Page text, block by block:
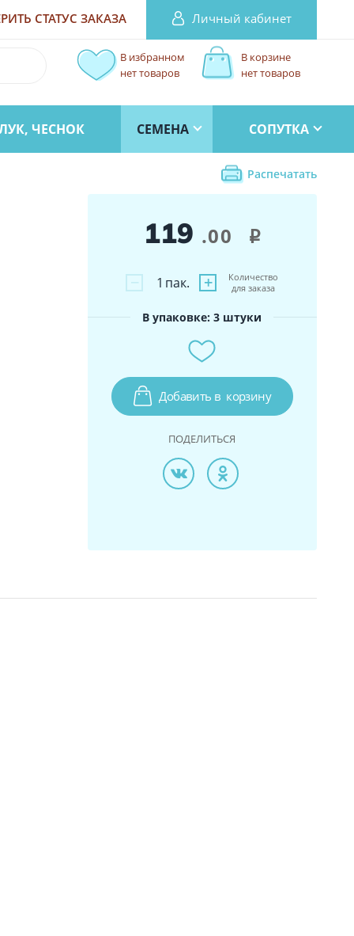
СТАТУС ЗАКАЗА Личный кабинет
В корзине
нет товаров
В избранном
нет товаров
ЧЕСНОК СЕМЕНА СОПУТКА
Распечатать
119 .00 i
− +
1 пак.
Количество
для заказа
В упаковке: 3 штуки
Добавить в корзину
ПОДЕЛИТЬСЯ